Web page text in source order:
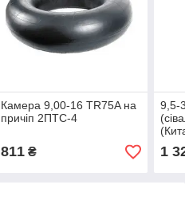
Камера 9,00-16 TR75A на
причіп 2ПТС-4
811₴
9,5-
1